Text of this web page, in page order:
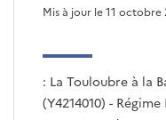
: La Touloubre à la
(Y4214010) -
Mis à jour le 11 octobre